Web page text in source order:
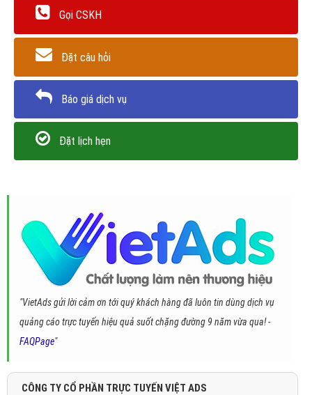
Gọi CSKH
Đặt câu hỏi
Báo giá dịch vụ
Đặt lịch hẹn
"VietAds gửi lời cảm ơn tới quý khách hàng đã luôn tin dùng dịch vụ
quảng cáo trực tuyến hiệu quả suốt chặng đường 9 năm vừa qua! -
FAQPage"
CÔNG TY CỔ PHẦN TRỰC TUYẾN VIỆT ADS